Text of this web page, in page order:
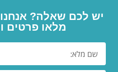
יש לכם שאלה?
מלאו פרטים